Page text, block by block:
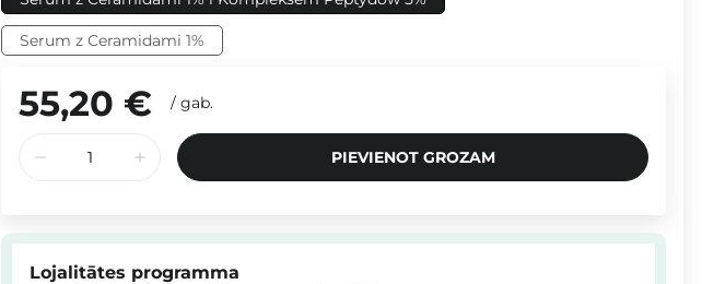
Serum z Ceramidami 1%
55,20 € / gab.
PIEVIENOT GROZAM
Lojalitātes programma